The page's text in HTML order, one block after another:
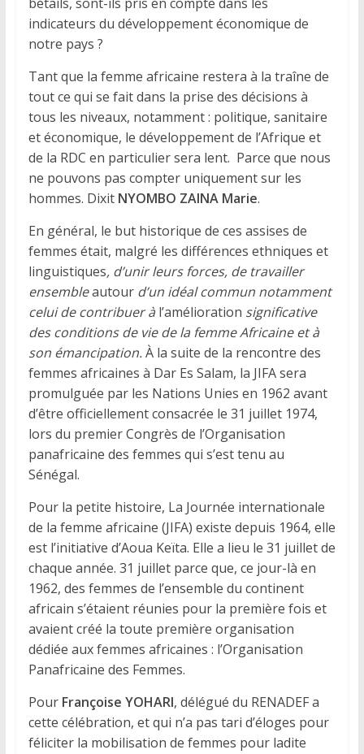
indicateurs du développement économique de
notre pays ?
Tant que la femme africaine restera à la traîne de
tout ce qui se fait dans la prise des décisions à
tous les niveaux, notamment : politique, sanitaire
et économique, le développement de l’Afrique et
de la RDC en particulier sera lent. Parce que nous
ne pouvons pas compter uniquement sur les
hommes. Dixit NYOMBO ZAINA Marie.
En général, le but historique de ces assises de
femmes était, malgré les différences ethniques et
linguistiques, d’unir leurs forces, de travailler
ensembleautourd’un idéal commun notamment
celui de contribuer à l’amélioration significative
des conditions de vie de la femme Africaine et à
son émancipation.À la suite de la rencontre des
femmes africaines à Dar Es Salam, la JIFA sera
promulguée par les Nations Unies en 1962 avant
d’être officiellement consacrée le 31 juillet 1974,
lors du premier Congrès de l’Organisation
panafricaine des femmes qui s’est tenu au
Sénégal.
Pour la petite histoire, La Journée internationale
de la femme africaine (JIFA) existe depuis 1964, elle
est l’initiative d’Aoua Keïta. Elle a lieu le 31 juillet de
chaque année. 31 juillet parce que, ce jour-là en
1962, des femmes de l’ensemble du continent
africain s’étaient réunies pour la première fois et
avaient créé la toute première organisation
dédiée aux femmes africaines : l’Organisation
Panafricaine des Femmes.
Pour Françoise YOHARI, délégué du RENADEF a
cette célébration, et qui n’a pas tari d’éloges pour
féliciter la mobilisation de femmes pour ladite